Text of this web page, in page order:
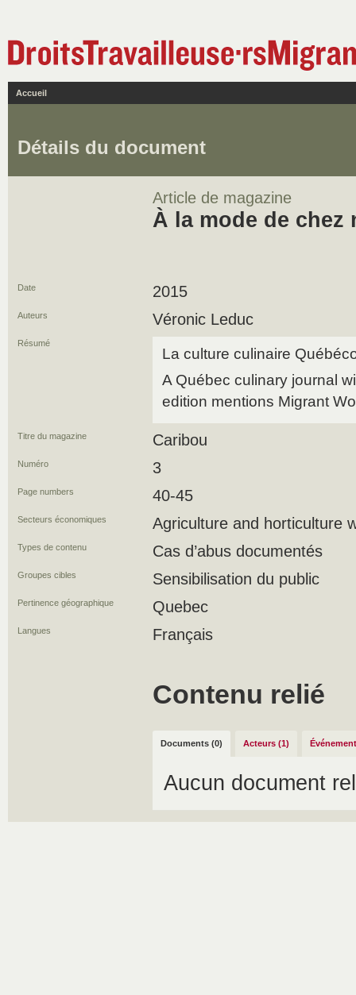
Accueil
Détails du document
Article de magazine
À la mode de chez
Date 2015
Auteurs Véronic Leduc
Résumé
La culture culinaire
A Québec culinary journal
edition mentions Migrant
Titre du magazine Caribou
Numéro 3
Page numbers 40-45
Secteurs économiques Agriculture and horticulture
Types de contenu Cas d’abus documentés
Groupes cibles Sensibilisation du public
Pertinence géographique Quebec
Langues Français
Contenu relié
Documents (0) Acteurs (1)
Aucun document